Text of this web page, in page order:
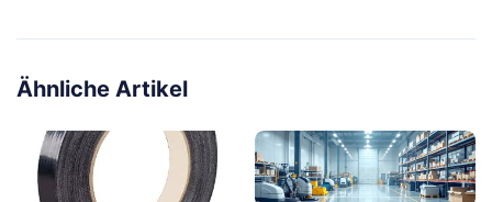
Ähnliche Artikel